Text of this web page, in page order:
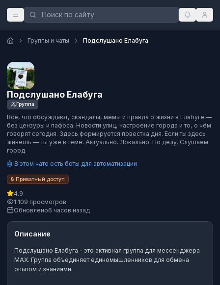
Группы и чаты Подслушано Елабуга
Подслушано Елабуга
Группа
Всё, что обсуждают, скандалы, мемы и правда о жизни в Елабуге —
без цензуры и пафоса. Новости улиц, настроение города и то, о чём
говорят сегодня. Здесь формируется повестка дня. Если ты здесь
живёшь — ты уже в теме. Актуально. Локально. По делу. Слушаем
город.
🤖 В этом чате есть боты для автоматизации
🔒 Приватный доступ
4.9
1 109 просмотров
Обновлено6 часов назад
Описание
Подслушано Елабуга - это активная группа для мессенджера
MAX. Группа объединяет единомышленников для обмена
опытом и знаниями.